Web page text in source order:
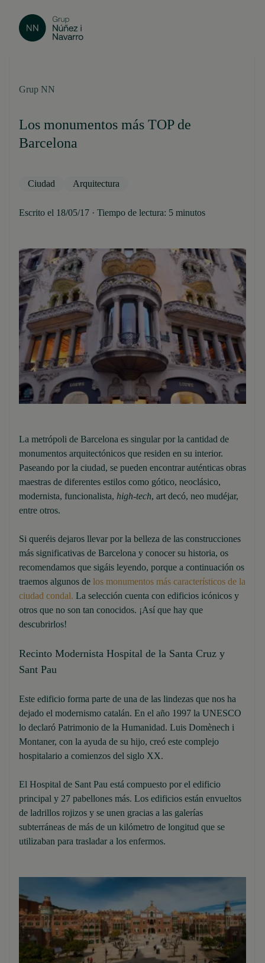
Grup NN
Los monumentos más TOP de
Barcelona
Ciudad Arquitectura
Escrito el 18/05/17 · Tiempo de lectura: 5 minutos
La metrópoli de Barcelona es singular por la cantidad de
monumentos arquitectónicos que residen en su interior.
Paseando por la ciudad, se pueden encontrar auténticas obras
maestras de diferentes estilos como gótico, neoclásico,
modernista, funcionalista, high-tech, art decó, neo mudéjar,
entre otros.
Si queréis dejaros llevar por la belleza de las construcciones
más significativas de Barcelona y conocer su historia, os
recomendamos que sigáis leyendo, porque a continuación os
traemos algunos de los monumentos más característicos de la
ciudad condal. La selección cuenta con edificios icónicos y
otros que no son tan conocidos. ¡Así que hay que
descubrirlos!
Recinto Modernista Hospital de la Santa Cruz y
Sant Pau
Este edificio forma parte de una de las lindezas que nos ha
dejado el modernismo catalán. En el año 1997 la UNESCO
lo declaró Patrimonio de la Humanidad. Luis Domènech i
Montaner, con la ayuda de su hijo, creó este complejo
hospitalario a comienzos del siglo XX.
El Hospital de Sant Pau está compuesto por el edificio
principal y 27 pabellones más. Los edificios están envueltos
de ladrillos rojizos y se unen gracias a las galerías
subterráneas de más de un kilómetro de longitud que se
utilizaban para trasladar a los enfermos.